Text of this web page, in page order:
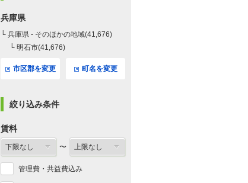
兵庫県
└ 兵庫県 - そのほかの地域(41,676)
└ 明石市(41,676)
市区郡を変更 町名を変更
絞り込み条件
賃料
〜
管理費・共益費込み